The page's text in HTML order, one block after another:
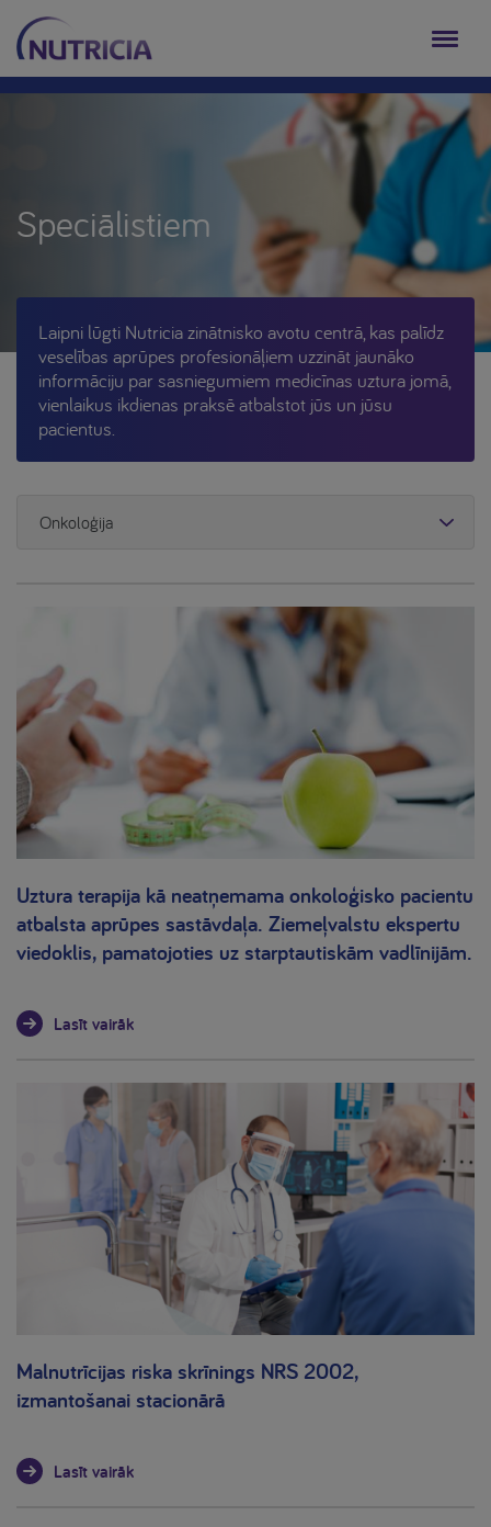
Speciālistiem
Laipni lūgti Nutricia zinātnisko avotu centrā, kas palīdz
veselības aprūpes profesionāļiem uzzināt jaunāko
informāciju par sasniegumiem medicīnas uztura jomā,
vienlaikus ikdienas praksē atbalstot jūs un jūsu
pacientus.
Onkoloģija
Uztura terapija kā neatņemama onkoloģisko pacientu
atbalsta aprūpes sastāvdaļa. Ziemeļvalstu ekspertu
viedoklis, pamatojoties uz starptautiskām vadlīnijām.
Lasīt vairāk
Malnutrīcijas riska skrīnings NRS 2002,
izmantošanai stacionārā
Lasīt vairāk